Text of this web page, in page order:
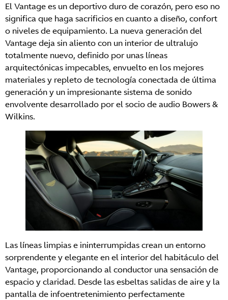
El Vantage es un deportivo duro de corazón, pero eso no
significa que haga sacrificios en cuanto a diseño, confort
o niveles de equipamiento. La nueva generación del
Vantage deja sin aliento con un interior de ultralujo
totalmente nuevo, definido por unas líneas
arquitectónicas impecables, envuelto en los mejores
materiales y repleto de tecnología conectada de última
generación y un impresionante sistema de sonido
envolvente desarrollado por el socio de audio Bowers &
Wilkins.
Las líneas limpias e ininterrumpidas crean un entorno
sorprendente y elegante en el interior del habitáculo del
Vantage, proporcionando al conductor una sensación de
espacio y claridad. Desde las esbeltas salidas de aire y la
pantalla de infoentretenimiento perfectamente